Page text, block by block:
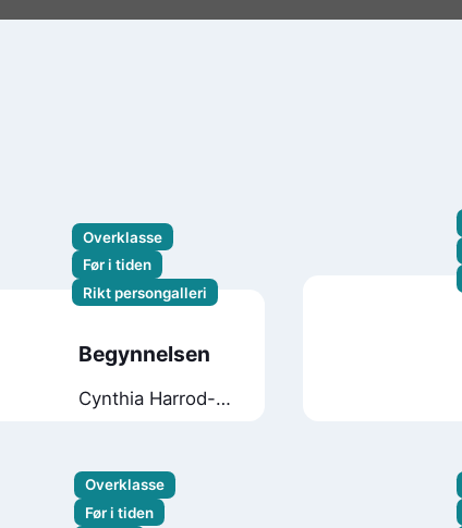
Overklasse
Før i tiden
Rikt persongalleri
Begynnelsen
Cynthia Harrod-
Overklasse
Før i tiden